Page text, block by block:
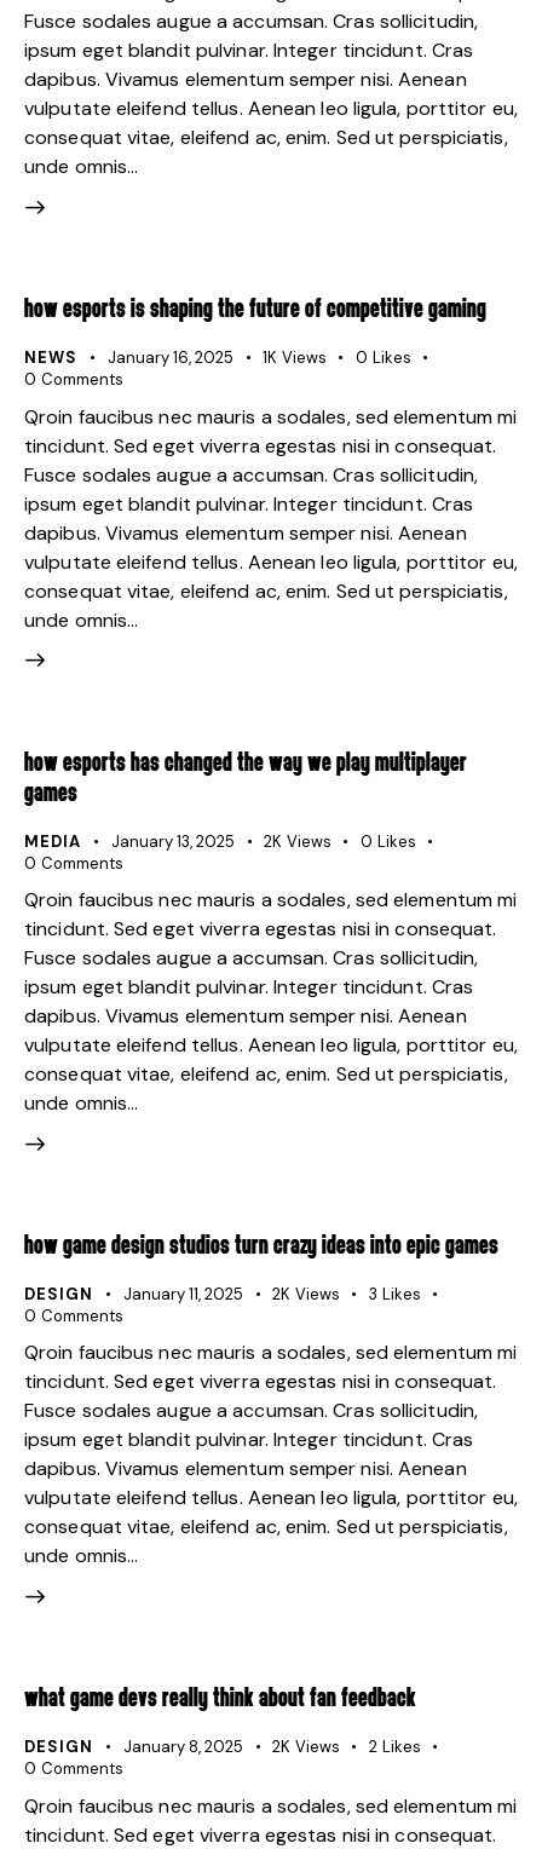
Fusce sodales augue a accumsan. Cras sollicitudin,
ipsum eget blandit pulvinar. Integer tincidunt. Cras
dapibus. Vivamus elementum semper nisi. Aenean
vulputate eleifend tellus. Aenean leo ligula, porttitor eu,
consequat vitae, eleifend ac, enim. Sed ut perspiciatis,
unde omnis…
HOW ESPORTS IS SHAPING THE FUTURE OF COMPETITIVE GAMING
NEWS January 16, 2025 1K Views 0 Likes
0 Comments
Qroin faucibus nec mauris a sodales, sed elementum mi
tincidunt. Sed eget viverra egestas nisi in consequat.
Fusce sodales augue a accumsan. Cras sollicitudin,
ipsum eget blandit pulvinar. Integer tincidunt. Cras
dapibus. Vivamus elementum semper nisi. Aenean
vulputate eleifend tellus. Aenean leo ligula, porttitor eu,
consequat vitae, eleifend ac, enim. Sed ut perspiciatis,
unde omnis…
HOW ESPORTS HAS CHANGED THE WAY WE PLAY MULTIPLAYER
GAMES
MEDIA January 13, 2025 2K Views 0 Likes
0 Comments
Qroin faucibus nec mauris a sodales, sed elementum mi
tincidunt. Sed eget viverra egestas nisi in consequat.
Fusce sodales augue a accumsan. Cras sollicitudin,
ipsum eget blandit pulvinar. Integer tincidunt. Cras
dapibus. Vivamus elementum semper nisi. Aenean
vulputate eleifend tellus. Aenean leo ligula, porttitor eu,
consequat vitae, eleifend ac, enim. Sed ut perspiciatis,
unde omnis…
HOW GAME DESIGN STUDIOS TURN CRAZY IDEAS INTO EPIC GAMES
DESIGN January 11, 2025 2K Views 3 Likes
0 Comments
Qroin faucibus nec mauris a sodales, sed elementum mi
tincidunt. Sed eget viverra egestas nisi in consequat.
Fusce sodales augue a accumsan. Cras sollicitudin,
ipsum eget blandit pulvinar. Integer tincidunt. Cras
dapibus. Vivamus elementum semper nisi. Aenean
vulputate eleifend tellus. Aenean leo ligula, porttitor eu,
consequat vitae, eleifend ac, enim. Sed ut perspiciatis,
unde omnis…
WHAT GAME DEVS REALLY THINK ABOUT FAN FEEDBACK
DESIGN January 8, 2025 2K Views 2 Likes
0 Comments
Qroin faucibus nec mauris a sodales, sed elementum mi
tincidunt. Sed eget viverra egestas nisi in consequat.